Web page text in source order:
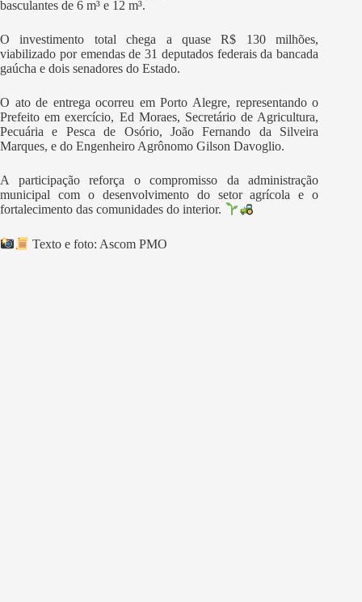
basculantes de 6 m³ e 12 m³.
O investimento total chega a quase R$ 130 milhões,
viabilizado por emendas de 31 deputados federais da bancada
gaúcha e dois senadores do Estado.
O ato de entrega ocorreu em Porto Alegre, representando o
Prefeito em exercício, Ed Moraes, Secretário de Agricultura,
Pecuária e Pesca de Osório, João Fernando da Silveira
Marques, e do Engenheiro Agrônomo Gilson Davoglio.
A participação reforça o compromisso da administração
municipal com o desenvolvimento do setor agrícola e o
fortalecimento das comunidades do interior.
Texto e foto: Ascom PMO